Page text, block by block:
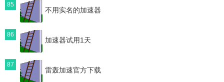
85
不用实名的加速器
86
加速器试用1天
87
雷轰加速官方下载